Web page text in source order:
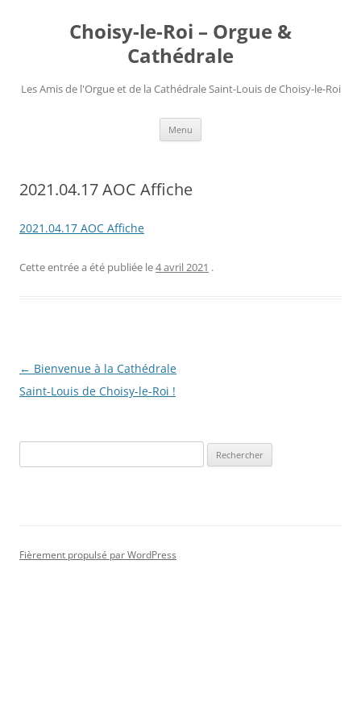
Choisy-le-Roi – Orgue &
Cathédrale
Les Amis de l'Orgue et de la Cathédrale Saint-Louis de Choisy-le-Roi
Menu
2021.04.17 AOC Affiche
2021.04.17 AOC Affiche
Cette entrée a été publiée le4 avril 2021 .
Navigation
des
← Bienvenue à la Cathédrale
Saint-Louis de Choisy-le-Roi !
Fièrement propulsé par WordPress